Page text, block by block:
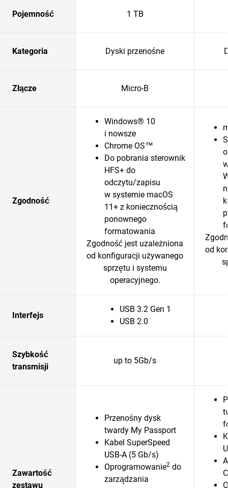
Pojemność 1 TB
Kategoria Dyski przenośne
Złącze Micro-B
Zgodność
Windows® 10
i nowsze
Chrome OS™
Do pobrania sterownik
HFS+ do
odczytu/zapisu
w systemie macOS
11+ z koniecznością
ponownego
formatowania
Zgodność jest uzależniona
od konfiguracji używanego
sprzętu i systemu
operacyjnego.
od
Interfejs
USB 3.2 Gen 1
USB 2.0
Szybkość
transmisji
up to 5Gb/s
Zawartość
zestawu
Przenośny dysk
twardy My Passport
Kabel SuperSpeed
USB-A (5 Gb/s)
Oprogramowanie2 do
zarządzania